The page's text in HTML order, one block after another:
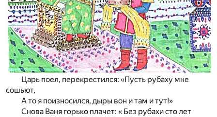
Царь поел, перекрестился: «Пусть рубаху мне
сошьют,
А то я поизносился, дыры вон и там и тут!»
Снова Ваня горько плачет: « Без рубахи сто лет